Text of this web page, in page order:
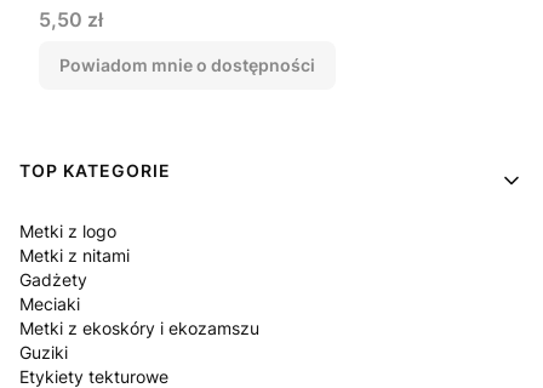
Cena
5,50 zł
Powiadom mnie o dostępności
Linki w stopce
TOP KATEGORIE
Metki z logo
Metki z nitami
Gadżety
Meciaki
Metki z ekoskóry i ekozamszu
Guziki
Etykiety tekturowe